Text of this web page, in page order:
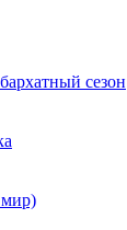
сезон